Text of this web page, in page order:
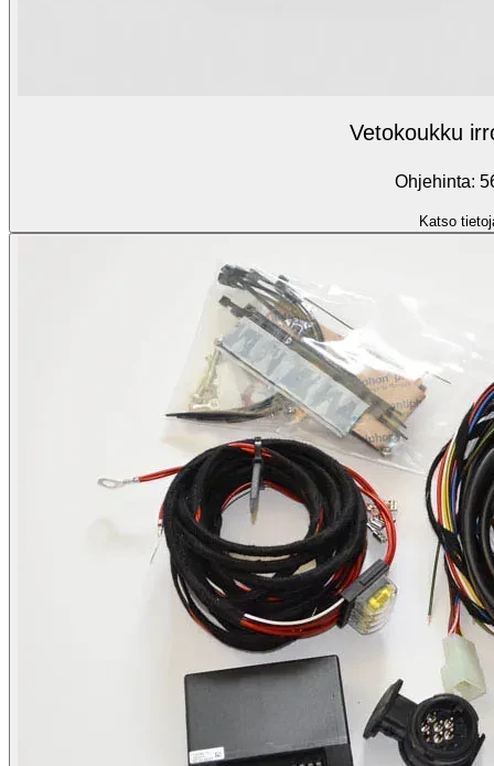
Vetokoukku
Ohjehinta:
Katso